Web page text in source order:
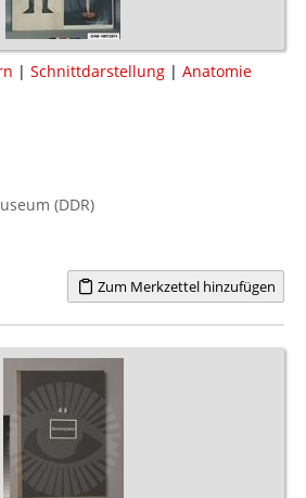
| Schnittdarstellung | Anatomie
(DDR)
Zum Merkzettel hinzufügen